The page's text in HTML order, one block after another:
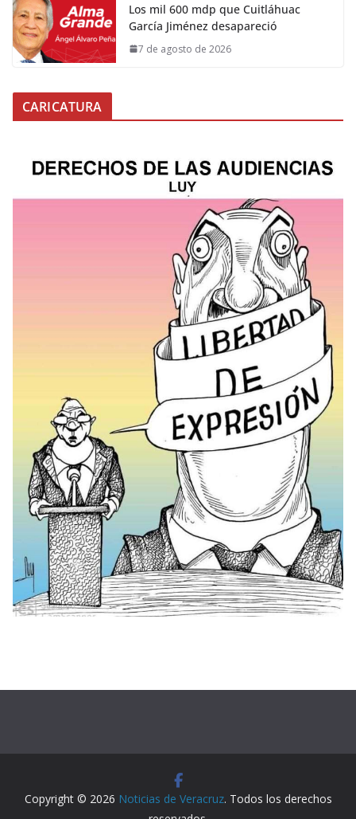
Los mil 600 mdp que Cuitláhuac
García Jiménez desapareció
7 de agosto de 2026
CARICATURA
Copyright © 2026 Noticias de Veracruz. Todos los derechos